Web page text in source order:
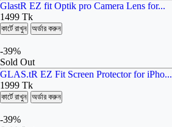
GlastR EZ fit Optik pro Camera Lens for...
1499 Tk
কার্টে রাখুন অর্ডার করুন
-39%
Sold Out
GLAS.tR EZ Fit Screen Protector for iPho...
1999 Tk
কার্টে রাখুন অর্ডার করুন
-39%